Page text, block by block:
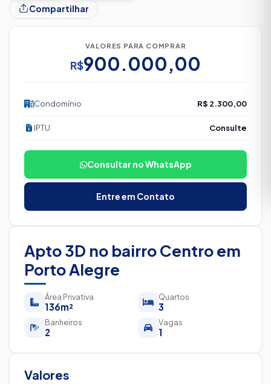
Compartilhar
VALORES PARA COMPRAR
R$900.000,00
Condomínio R$ 2.300,00
IPTU Consulte
Consultar no WhatsApp
Entre em Contato
Apto 3D no bairro Centro em
Porto Alegre
Área Privativa
136m²
Quartos
3
Banheiros
2
Vagas
1
Valores